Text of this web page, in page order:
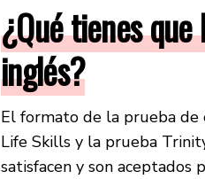
¿Qué tienes
inglés?
El formato de la prueba de
Life Skills y la prueba
satisfacen y son